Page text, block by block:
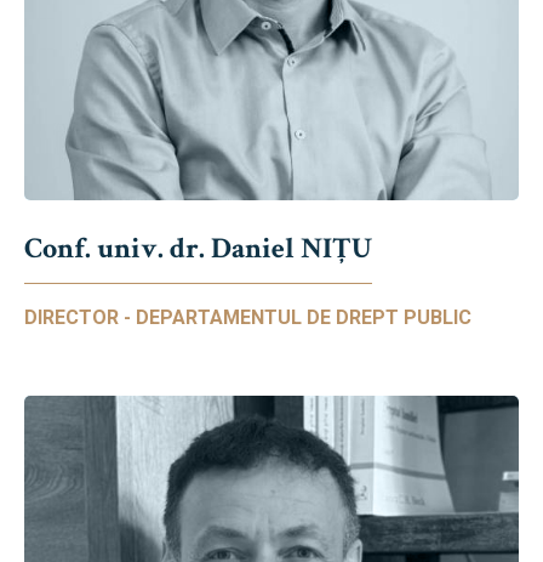
Conf. univ. dr. Daniel NIŢU
DIRECTOR - DEPARTAMENTUL DE DREPT PUBLIC